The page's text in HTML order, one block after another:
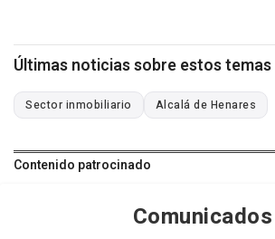
Últimas noticias sobre estos temas
Sector inmobiliario Alcalá de Henares
Contenido patrocinado
Comunicados